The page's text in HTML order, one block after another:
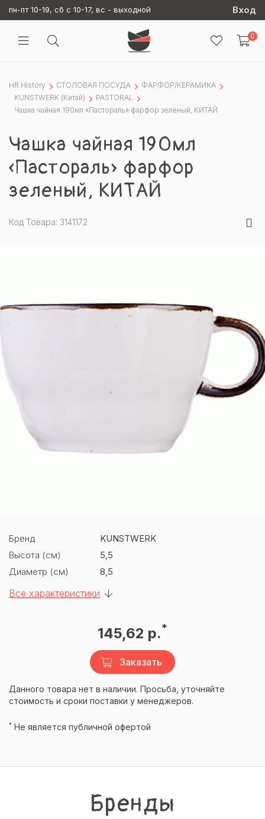
пн-пт 10-19, сб с 10-17, вс - выходной Вход
0
HR History СТОЛОВАЯ ПОСУДА
ФАРФОР/КЕРАМИКА
KUNSTWERK (Китай)
PASTORAL
Чашка чайная 190мл «Пастораль» фарфор зеленый, КИТАЙ
Чашка чайная 190мл
«Пастораль» фарфор
зеленый, КИТАЙ
Код Товара: 3141172
Бренд
KUNSTWERK
Высота (см)
5,5
Диаметр (см)
8,5
Все характеристики
145,62 р.*
Заказать
Данного товара нет в наличии. Просьба, уточняйте
стоимость и сроки поставки у менеджеров.
* Не является публичной офертой
Бренды